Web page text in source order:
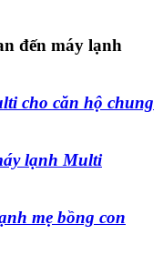
đến máy lạnh
cho căn hộ chung
lạnh Multi
mẹ bồng con